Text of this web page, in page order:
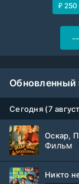
₽ 250
Обновленный
Сегодня (7
Фильм